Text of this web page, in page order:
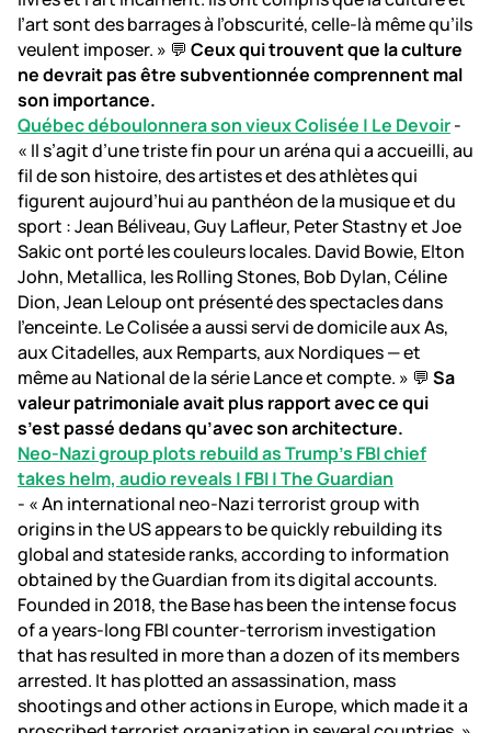
l’art sont des barrages à l’obscurité, celle-là même qu’ils
veulent imposer. » 💬 Ceux qui trouvent que la culture
ne devrait pas être subventionnée comprennent mal
son importance.
Québec déboulonnera son vieux Colisée | Le Devoir-
« Il s’agit d’une triste fin pour un aréna qui a accueilli, au
fil de son histoire, des artistes et des athlètes qui
figurent aujourd’hui au panthéon de la musique et du
sport : Jean Béliveau, Guy Lafleur, Peter Stastny et Joe
Sakic ont porté les couleurs locales. David Bowie, Elton
John, Metallica, les Rolling Stones, Bob Dylan, Céline
Dion, Jean Leloup ont présenté des spectacles dans
l’enceinte. Le Colisée a aussi servi de domicile aux As,
aux Citadelles, aux Remparts, aux Nordiques — et
même au National de la série Lance et compte. » 💬 Sa
valeur patrimoniale avait plus rapport avec ce qui
s’est passé dedans qu’avec son architecture.
Neo-Nazi group plots rebuild as Trump’s FBI chief
takes helm, audio reveals | FBI | The Guardian
- « An international neo-Nazi terrorist group with
origins in the US appears to be quickly rebuilding its
global and stateside ranks, according to information
obtained by the Guardian from its digital accounts.
Founded in 2018, the Base has been the intense focus
of a years-long FBI counter-terrorism investigation
that has resulted in more than a dozen of its members
arrested. It has plotted an assassination, mass
shootings and other actions in Europe, which made it a